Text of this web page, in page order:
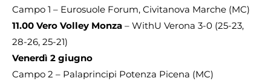
Campo 1 – Eurosuole Forum, Civitanova Marche (MC)
11.00 Vero Volley Monza – WithU Verona 3-0 (25-23,
28-26, 25-21)
Venerdì 2 giugno
Campo 2 – Palaprincipi Potenza Picena (MC)